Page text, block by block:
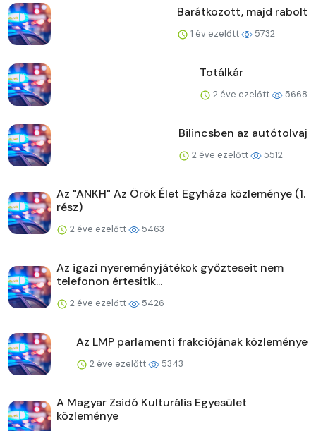
Barátkozott, majd rabolt
1 év ezelőtt 5732
Totálkár
2 éve ezelőtt 5668
Bilincsben az autótolvaj
2 éve ezelőtt 5512
Az "ANKH" Az Örök Élet Egyháza közleménye (1.
rész)
2 éve ezelőtt 5463
Az igazi nyereményjátékok győzteseit nem
telefonon értesítik...
2 éve ezelőtt 5426
Az LMP parlamenti frakciójának közleménye
2 éve ezelőtt 5343
A Magyar Zsidó Kulturális Egyesület
közleménye